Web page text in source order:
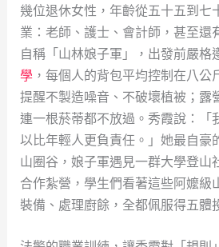
幾位退休女性，年齡從五十五到七
業：老師、護士、會計師，甚至還
自稱「山林娘子軍」，出發前嚴格
學，每個人的背包平均控制在八公
提醒不製造噪音、不破壞植被；露
連一根菸蒂都不放過。秀霞說：「
以比年輕人更負責任。」她最自豪
山圈谷，娘子軍遇見一群大學登山
合作紮營，學生們看著這些阿嬤級
裝備、處理廚餘，全都佩服得五體